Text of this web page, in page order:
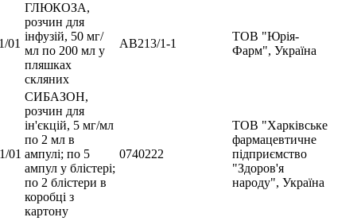
01
ГЛЮКОЗА,
розчин для
інфузій, 50 мг/
мл по 200 мл у
пляшках
скляних
АВ213/1-1
ТОВ "Юрія-
Фарм", Україна
01
СИБАЗОН,
розчин для
ін'єкцій, 5 мг/мл
по 2 мл в
ампулі; по 5
ампул у блістері;
по 2 блістери в
коробці з
картону
0740222
ТОВ "Харківське
фармацевтичне
підприємство
"Здоров'я
народу", Україна